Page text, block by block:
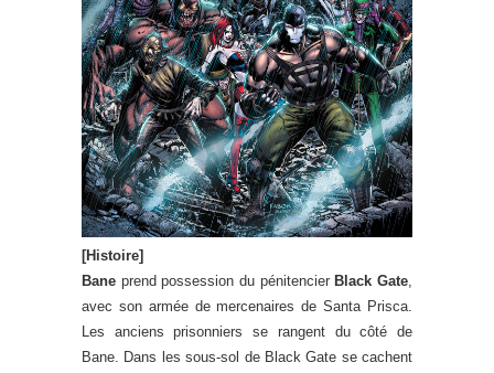
[Histoire]
Bane prend possession du pénitencierBlack Gate,
avec son armée de mercenaires de Santa Prisca.
Les anciens prisonniers se rangent du côté de
Bane. Dans les sous-sol de Black Gate se cachent